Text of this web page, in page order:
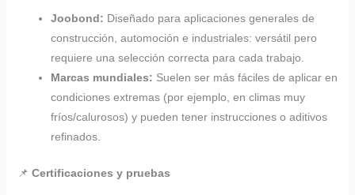
Joobond: Diseñado para aplicaciones generales de
construcción, automoción e industriales: versátil pero
requiere una selección correcta para cada trabajo.
Marcas mundiales: Suelen ser más fáciles de aplicar en
condiciones extremas (por ejemplo, en climas muy
fríos/calurosos) y pueden tener instrucciones o aditivos
refinados.
📌 Certificaciones y pruebas